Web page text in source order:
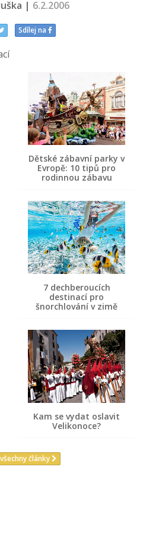
| 6.2.2006
Sdílej na
Dětské zábavní parky v
Evropě: 10 tipů pro
rodinnou zábavu
7 dechberoucích
destinací pro
šnorchlování v zimě
Kam se vydat oslavit
Velikonoce?
články